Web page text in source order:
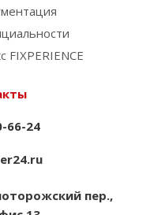
66-24
пер.,